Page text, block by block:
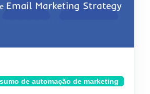
de automação de marketing